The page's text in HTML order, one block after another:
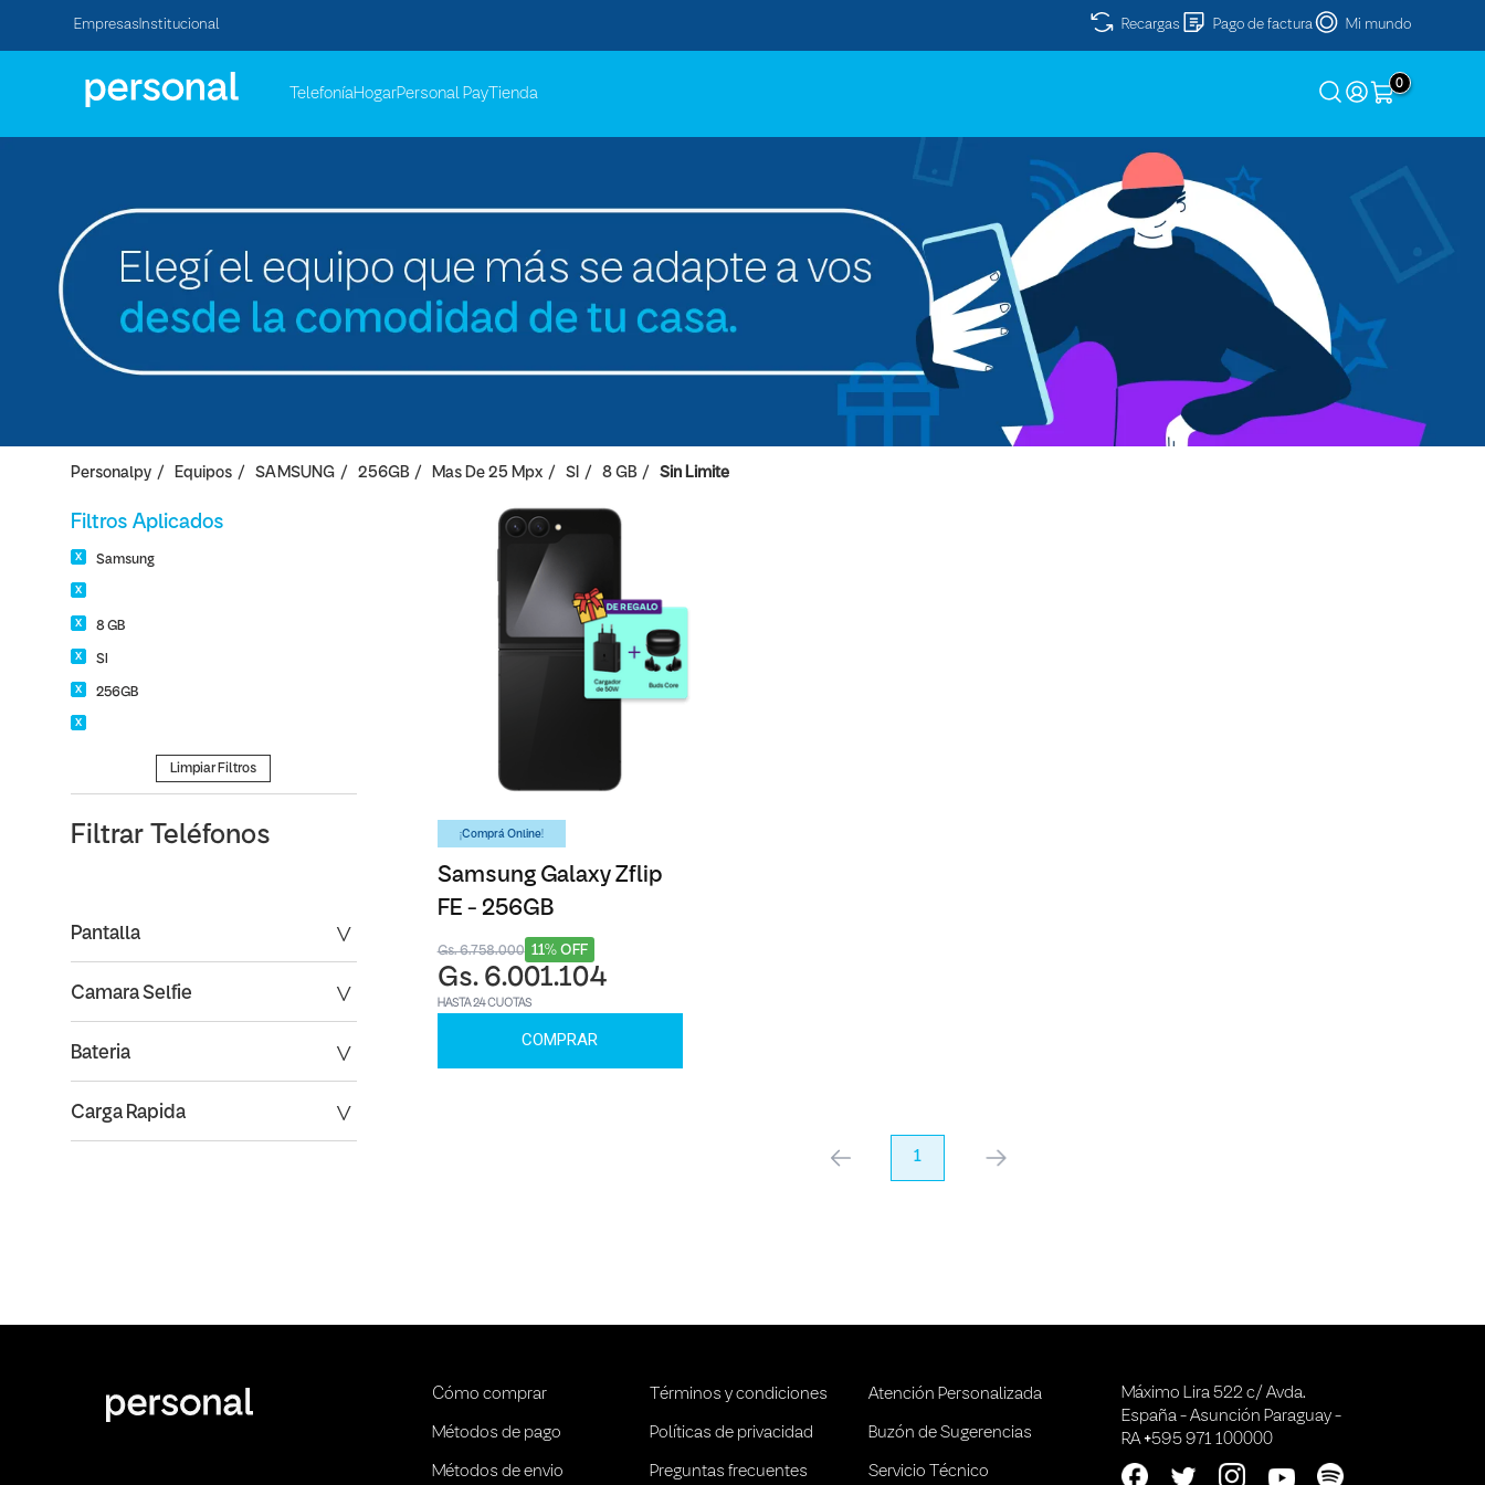
Empresas Institucional Recargas Pago de factura Mi mundo
TelefoníaHogarPersonal Pay Tienda
0
Personalpy Equipos SAMSUNG 256GB Mas De 25 Mpx SI 8 GB Sin Limite
Filtros Aplicados
Samsung
8 GB
SI
256GB
Limpiar Filtros
Filtrar Teléfonos
Pantalla
Carga Rapida
Camara Selfie
Bateria
¡Comprá Online!
Samsung Galaxy Zflip
FE - 256GB
11% OFF
Gs. 6.758.000
Gs. 6.001.104
HASTA 24 CUOTAS
COMPRAR
anterior 1 próximo
Cómo comprar
Métodos de pago
Métodos de envio
Términos y condiciones
Políticas de privacidad
Preguntas frecuentes
Atención Personalizada
Buzón de Sugerencias
Servicio Técnico
Máximo Lira 522 c/ Avda.
España - Asunción Paraguay -
RA +595 971 100000